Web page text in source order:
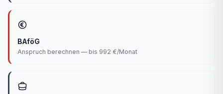
BAföG
Anspruch berechnen — bis 992 €/Monat